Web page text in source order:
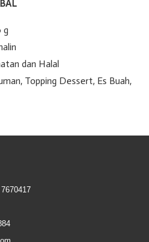
g
dan Halal
Topping Dessert, Es Buah,